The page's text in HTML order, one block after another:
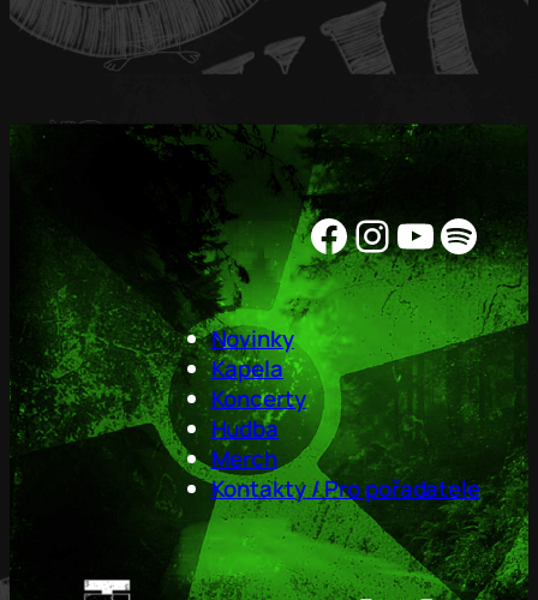
Facebook InstagramYouTube Spotify
Novinky
Kapela
Koncerty
Hudba
Merch
Kontakty / Pro pořadatele